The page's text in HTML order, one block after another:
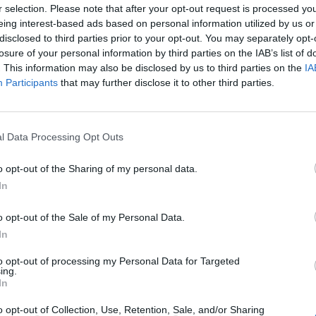
selection. Please note that after your opt-out request is processed
interest-based ads based on personal information utilized by us
to third parties prior to your opt-out. You may separately
of your personal information by third parties on the IAB’s list of
This information may also be disclosed by us to third parties on the
Participants that may further disclose it to other third parties.
Data Processing Opt Outs
opt-out of the Sharing of my personal data.
opt-out of the Sale of my Personal Data.
opt-out of processing my Personal Data for Targeted
opt-out of Collection, Use, Retention, Sale, and/or Sharing
- jelentette ki a Portfolio-MAGYOSZ konferencián
Péter. A Pénzügyminisztérium államtitkára
is rossz egészségi állapotát, a magyar
a humánerőforrás helyzetét, valamint több
a magyar egészségügyi rendszert.
elhangzott előadások főbb üzenetei:Kapcsolódó
stratégián dolgozik a kormány2018.09.25Új
tartott szakmai előadást a Portfolio-MAGYOSZ
Benő...
portfolio.hu hírarchívumához tartozik, melynek olvasása